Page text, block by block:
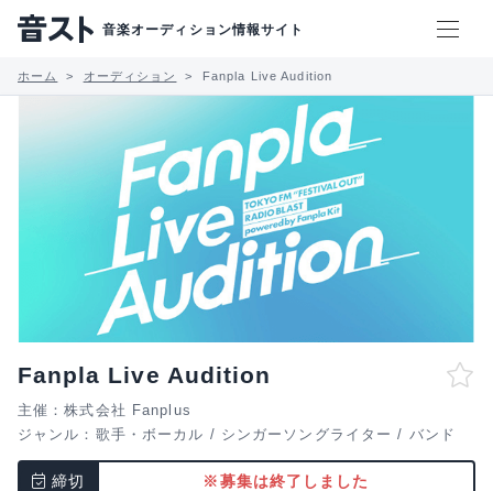
音楽オーディション情報サイト
ホーム オーディション Fanpla Live Audition
Fanpla Live Audition
主催：株式会社 Fanplus
ジャンル： 歌手・ボーカル / シンガーソングライター / バンド
締切 ※募集は終了しました